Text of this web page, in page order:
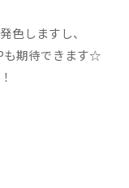
色しますし、
も期待できます☆